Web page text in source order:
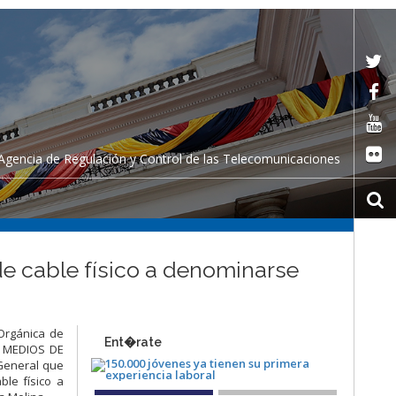
de Regulación y Control de las Telecomunicaciones
cable físico a denominarse
de
DE
que
físico a
Ent�rate